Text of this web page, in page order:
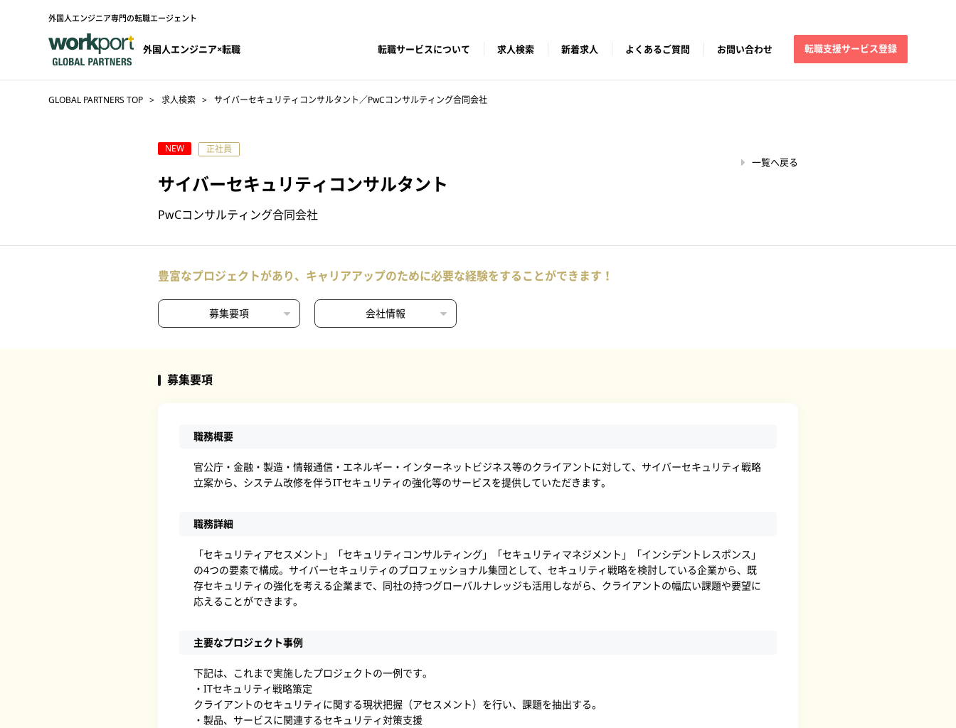
外国人エンジニア専門の転職エージェント
外国人エンジニア×転職 転職サービスについて 求人検索 新着求人 よくあるご質問 お問い合わせ 転職支援サービス登録
GLOBAL PARTNERS TOP 求人検索 サイバーセキュリティコンサルタント／PwCコンサルティング合同会社
NEW 正社員
サイバーセキュリティコンサルタント
PwCコンサルティング合同会社
一覧へ戻る
豊富なプロジェクトがあり、キャリアアップのために必要な経験をすることができます！
募集要項 会社情報
募集要項
職務概要
官公庁・金融・製造・情報通信・エネルギー・インターネットビジネス等のクライアントに対して、サイバーセキュリティ戦略
立案から、システム改修を伴うITセキュリティの強化等のサービスを提供していただきます。
職務詳細
「セキュリティアセスメント」「セキュリティコンサルティング」「セキュリティマネジメント」「インシデントレスポンス」
の4つの要素で構成。サイバーセキュリティのプロフェッショナル集団として、セキュリティ戦略を検討している企業から、既
存セキュリティの強化を考える企業まで、同社の持つグローバルナレッジも活用しながら、クライアントの幅広い課題や要望に
応えることができます。
主要なプロジェクト事例
下記は、これまで実施したプロジェクトの一例です。
・ITセキュリティ戦略策定
クライアントのセキュリティに関する現状把握（アセスメント）を行い、課題を抽出する。
・製品、サービスに関連するセキュリティ対策支援